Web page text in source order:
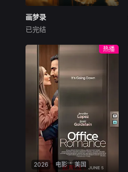
画梦录
代露娃
民国的上海滩，身怀绝技的孤
女画师许雁真，意外与身陷危
局的融汇银行总账姜心羽产生
交集。姜心羽遭人陷害，只得
与许雁真结盟，彼时银行欲将
国宝名画低价卖给外国人，许
雁真凭借自身精湛画技仿造名
画、偷天换日。几经波折，两
人联手在各方势力的夹缝间巧
妙周旋，共历险阻，破解重重
困境。
画梦录
已完结
2026 电影 美国
热播